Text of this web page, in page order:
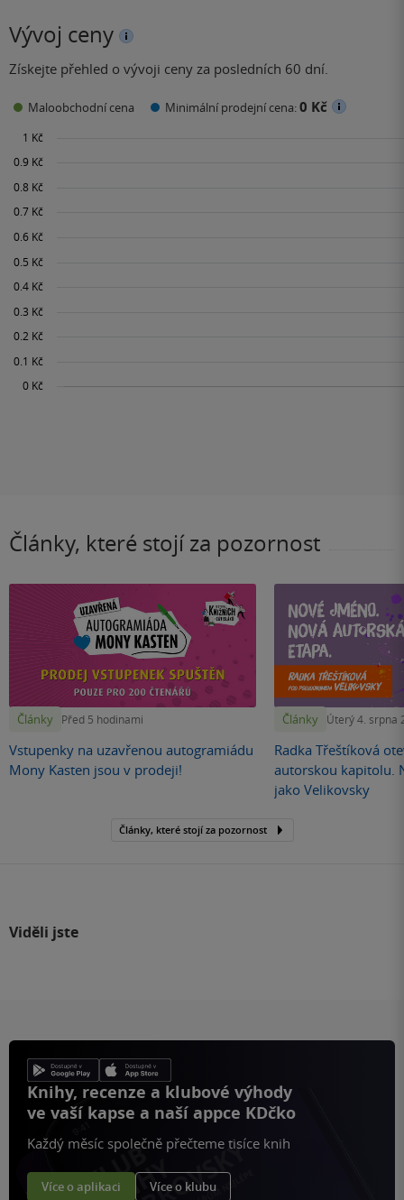
Vývoj ceny
Získejte přehled o vývoji ceny za posledních 60 dní.
Maloobchodní cena Minimální prodejní cena:0 Kč
Články, které stojí za pozornost
Články Před 5 hodinami
Vstupenky na uzavřenou autogramiádu
Mony Kasten jsou v prodeji!
Články Úterý 4. srpna
Radka Třeštíková
autorskou kapitolu.
jako Velikovsky
Články, které stojí za pozornost
Viděli jste
Knihy, recenze a klubové výhody
ve vaší kapse a naší appce KDčko
Každý měsíc společně přečteme tisíce knih
Více o aplikaci Více o klubu